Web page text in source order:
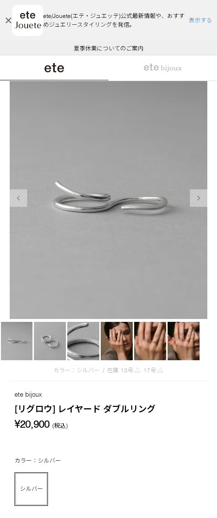
ete/Jouete(エテ・ジュエッテ)公式最新情報や、おすす
めジュエリースタイリングを発信。
表示する
エコラッピング及びエコポイント付与のご案内
ご注文いただいたお品物のお届け状況について
夏季休業についてのご案内
WEB Limited Items >>
採用のご案内
悪質な偽サイトにご注意ください
エコラッピング及びエコポイント付与のご案内
ご注文いただいたお品物のお届け状況について
カラー：シルバー / 在庫 13号:△ 17号:△
ete bijoux
[リグロウ] レイヤード ダブルリング
¥20,900 (税込)
カラー：シルバー
シルバー